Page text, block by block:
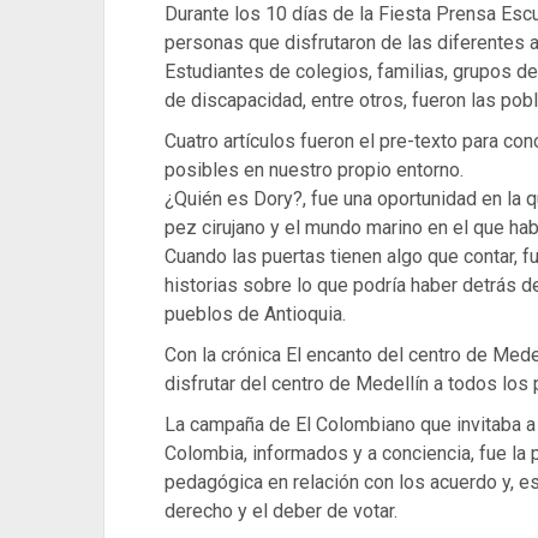
Durante los 10 días de la Fiesta Prensa
personas que disfrutaron de las diferentes
Estudiantes de colegios, familias, grupos
de discapacidad, entre otros, fueron las
Cuatro artículos fueron el pre-texto para
posibles en nuestro propio entorno.
¿Quién es Dory?, fue una oportunidad en
pez cirujano y el mundo marino en el que
Cuando las puertas tienen algo que contar,
historias sobre lo que podría haber detrás
pueblos de Antioquia.
Con la crónica El encanto del centro de
disfrutar del centro de Medellín a todos los
La campaña de El Colombiano que
Colombia, informados y a conciencia, fue
pedagógica en relación con los acuerdo y,
derecho y el deber de votar.